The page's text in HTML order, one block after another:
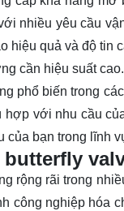
nhiều yêu cầu
hiệu quả và độ tin
cần hiệu suất
phổ biến trong
với nhu cầu
của bạn trong lĩnh
rộng rãi trong
công nghiệp hóa